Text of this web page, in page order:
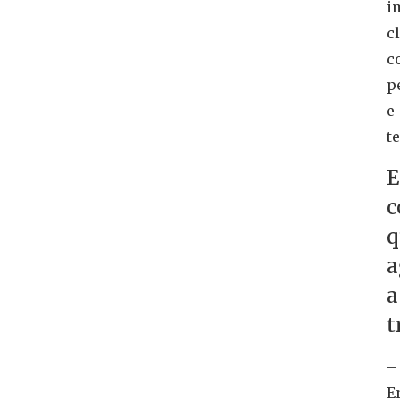
e
a
–